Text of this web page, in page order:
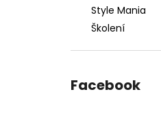
Style Mania
Školení
Facebook